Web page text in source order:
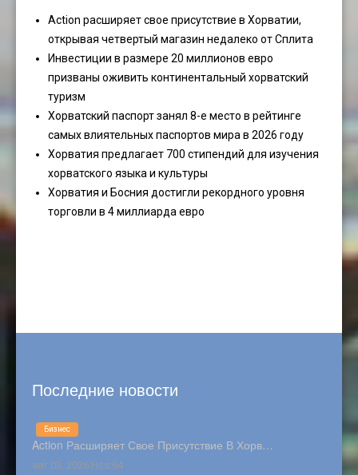
Action расширяет свое присутствие в Хорватии,
открывая четвертый магазин недалеко от Сплита
Инвестиции в размере 20 миллионов евро
призваны оживить континентальный хорватский
туризм
Хорватский паспорт занял 8-е место в рейтинге
самых влиятельных паспортов мира в 2026 году
Хорватия предлагает 700 стипендий для изучения
хорватского языка и культуры
Хорватия и Босния достигли рекордного уровня
торговли в 4 миллиарда евро
Последние новости
Action Расширяет Свое Присутствие В Хорв…
авг 03, 2026 Hits:64
Бизнес